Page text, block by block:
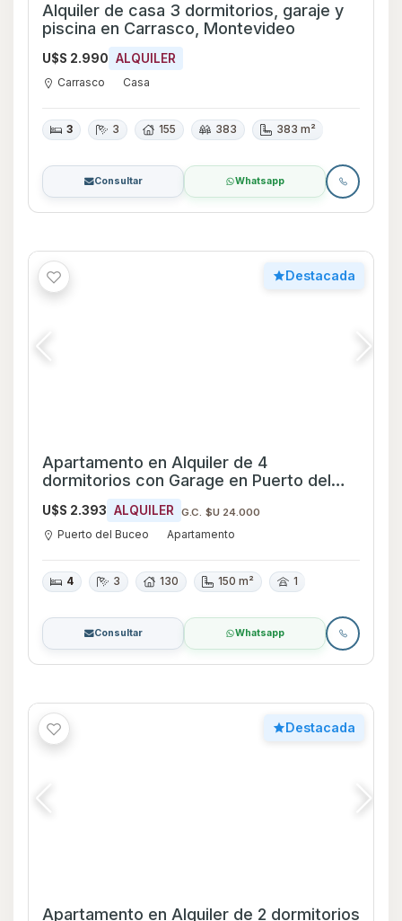
Alquiler de casa 3 dormitorios, garaje y
piscina en Carrasco, Montevideo
U$S 2.990 ALQUILER
Carrasco Casa
3 3 155 383 383 m²
Consultar Whatsapp
Destacada
Apartamento en Alquiler de 4
dormitorios con Garage en Puerto del
Buceo, Montevideo
U$S 2.393 ALQUILER G.C. $U 24.000
Puerto del Buceo Apartamento
4 3 130 150 m² 1
Consultar Whatsapp
Destacada
Apartamento en Alquiler de 2 dormitorios